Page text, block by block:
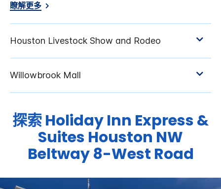
瞭解更多
探索Holiday Inn Express &
Suites Houston NW
Beltway 8-West Road